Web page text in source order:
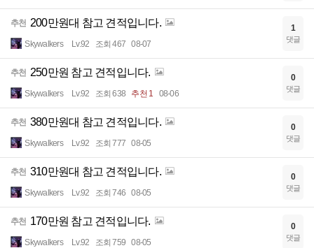
추천 200만원대 참고 견적입니다.
Skywalkers Lv.92 조회 467 08-07
1
댓글
추천 250만원 참고 견적입니다.
Skywalkers Lv.92 조회 638 추천 1 08-06
0
댓글
추천 380만원대 참고 견적입니다.
Skywalkers Lv.92 조회 777 08-05
0
댓글
추천 310만원대 참고 견적입니다.
Skywalkers Lv.92 조회 746 08-05
0
댓글
추천 170만원 참고 견적입니다.
Skywalkers Lv.92 조회 759 08-05
0
댓글